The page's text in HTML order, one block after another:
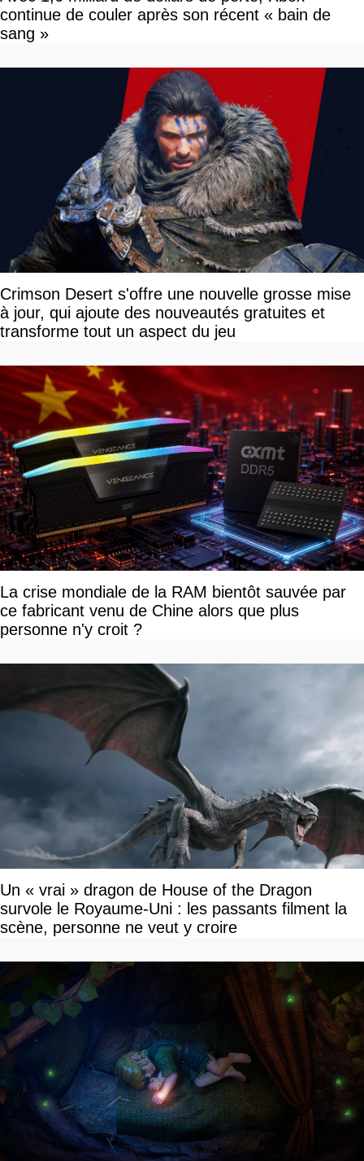
continue de couler après son récent « bain de
sang »
Crimson Desert s'offre une nouvelle grosse mise
à jour, qui ajoute des nouveautés gratuites et
transforme tout un aspect du jeu
La crise mondiale de la RAM bientôt sauvée par
ce fabricant venu de Chine alors que plus
personne n'y croit ?
Un « vrai » dragon de House of the Dragon
survole le Royaume-Uni : les passants filment la
scène, personne ne veut y croire